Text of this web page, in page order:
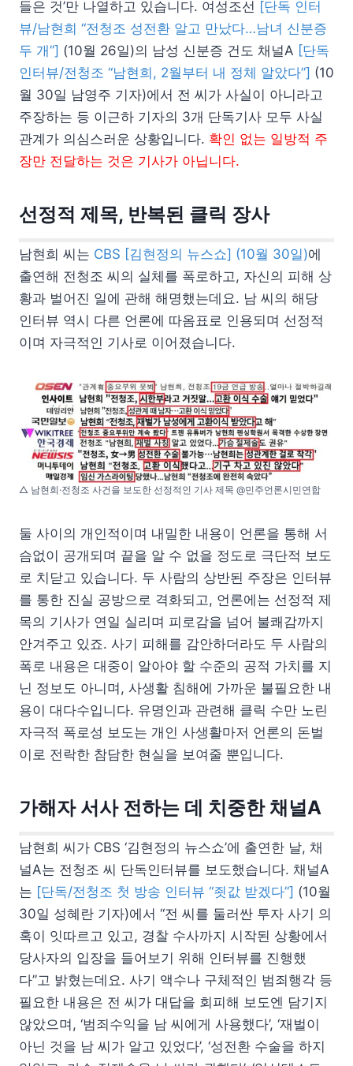
들은 것’만 나열하고 있습니다. 여성조선 [단독 인터
뷰/남현희 “전청조 성전환 알고 만났다…남녀 신분증
두 개”] (10월 26일)의 남성 신분증 건도 채널A [단독
인터뷰/전청조 “남현희, 2월부터 내 정체 알았다”] (10
월 30일 남영주 기자)에서 전 씨가 사실이 아니라고
주장하는 등 이근하 기자의 3개 단독기사 모두 사실
관계가 의심스러운 상황입니다. 확인 없는 일방적 주
장만 전달하는 것은 기사가 아닙니다.
선정적 제목, 반복된 클릭 장사
남현희 씨는 CBS [김현정의 뉴스쇼] (10월 30일)에
출연해 전청조 씨의 실체를 폭로하고, 자신의 피해 상
황과 벌어진 일에 관해 해명했는데요. 남 씨의 해당
인터뷰 역시 다른 언론에 따옴표로 인용되며 선정적
이며 자극적인 기사로 이어졌습니다.
△ 남현희·전청조 사건을 보도한 선정적인 기사 제목 @민주언론시민연합
둘 사이의 개인적이며 내밀한 내용이 언론을 통해 서
슴없이 공개되며 끝을 알 수 없을 정도로 극단적 보도
로 치닫고 있습니다. 두 사람의 상반된 주장은 인터뷰
를 통한 진실 공방으로 격화되고, 언론에는 선정적 제
목의 기사가 연일 실리며 피로감을 넘어 불쾌감까지
안겨주고 있죠. 사기 피해를 감안하더라도 두 사람의
폭로 내용은 대중이 알아야 할 수준의 공적 가치를 지
닌 정보도 아니며, 사생활 침해에 가까운 불필요한 내
용이 대다수입니다. 유명인과 관련해 클릭 수만 노린
자극적 폭로성 보도는 개인 사생활마저 언론의 돈벌
이로 전락한 참담한 현실을 보여줄 뿐입니다.
가해자 서사 전하는 데 치중한 채널A
남현희 씨가 CBS ‘김현정의 뉴스쇼’에 출연한 날, 채
널A는 전청조 씨 단독인터뷰를 보도했습니다. 채널A
는 [단독/전청조 첫 방송 인터뷰 “죗값 받겠다”] (10월
30일 성혜란 기자)에서 “전 씨를 둘러싼 투자 사기 의
혹이 잇따르고 있고, 경찰 수사까지 시작된 상황에서
당사자의 입장을 들어보기 위해 인터뷰를 진행했
다”고 밝혔는데요. 사기 액수나 구체적인 범죄행각 등
필요한 내용은 전 씨가 대답을 회피해 보도엔 담기지
않았으며, ‘범죄수익을 남 씨에게 사용했다’, ‘재벌이
아닌 것을 남 씨가 알고 있었다’, ‘성전환 수술을 하지